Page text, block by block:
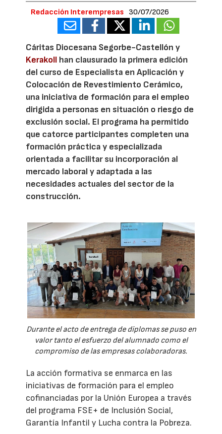
Redacción Interempresas 30/07/2026
Cáritas Diocesana Segorbe-Castellón y
Kerakoll han clausurado la primera edición
del curso de Especialista en Aplicación y
Colocación de Revestimiento Cerámico,
una iniciativa de formación para el empleo
dirigida a personas en situación o riesgo de
exclusión social. El programa ha permitido
que catorce participantes completen una
formación práctica y especializada
orientada a facilitar su incorporación al
mercado laboral y adaptada a las
necesidades actuales del sector de la
construcción.
Durante el acto de entrega de diplomas se puso en
valor tanto el esfuerzo del alumnado como el
compromiso de las empresas colaboradoras.
La acción formativa se enmarca en las
iniciativas de formación para el empleo
cofinanciadas por la Unión Europea a través
del programa FSE+ de Inclusión Social,
Garantía Infantil y Lucha contra la Pobreza.